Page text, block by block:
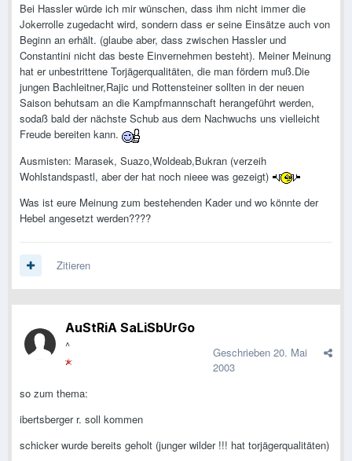
Bei Hassler würde ich mir wünschen, dass ihm nicht immer die
Jokerrolle zugedacht wird, sondern dass er seine Einsätze auch von
Beginn an erhält. (glaube aber, dass zwischen Hassler und
Constantini nicht das beste Einvernehmen besteht). Meiner Meinung
hat er unbestrittene Torjägerqualitäten, die man fördern muß.Die
jungen Bachleitner,Rajic und Rottensteiner sollten in der neuen
Saison behutsam an die Kampfmannschaft herangeführt werden,
sodaß bald der nächste Schub aus dem Nachwuchs uns vielleicht
Freude bereiten kann.
Ausmisten: Marasek, Suazo,Woldeab,Bukran (verzeih
Wohlstandspastl, aber der hat noch nieee was gezeigt)
Was ist eure Meinung zum bestehenden Kader und wo könnte der
Hebel angesetzt werden????
Zitieren
AuStRiA SaLiSbUrGo
^ Geschrieben 20. Mai
2003
so zum thema:
ibertsberger r. soll kommen
schicker wurde bereits geholt (junger wilder !!! hat torjägerqualitäten)